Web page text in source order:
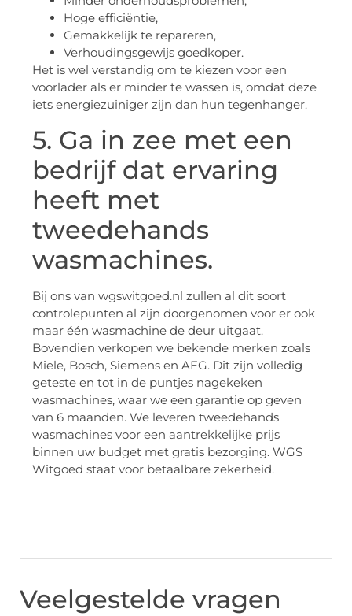
Hoge efficiëntie,
Gemakkelijk te repareren,
Verhoudingsgewijs goedkoper.
Het is wel verstandig om te kiezen voor een
voorlader als er minder te wassen is, omdat deze
iets energiezuiniger zijn dan hun tegenhanger.
5. Ga in zee met een
bedrijf dat ervaring
heeft met
tweedehands
wasmachines.
Bij ons van wgswitgoed.nl zullen al dit soort
controlepunten al zijn doorgenomen voor er ook
maar één wasmachine de deur uitgaat.
Bovendien verkopen we bekende merken zoals
Miele, Bosch, Siemens en AEG. Dit zijn volledig
geteste en tot in de puntjes nagekeken
wasmachines, waar we een garantie op geven
van 6 maanden. We leveren tweedehands
wasmachines voor een aantrekkelijke prijs
binnen uw budget met gratis bezorging. WGS
Witgoed staat voor betaalbare zekerheid.
Veelgestelde vragen